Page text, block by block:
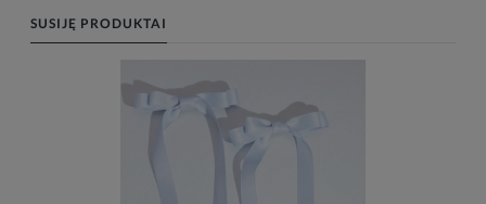
SUSIJĘ PRODUKTAI